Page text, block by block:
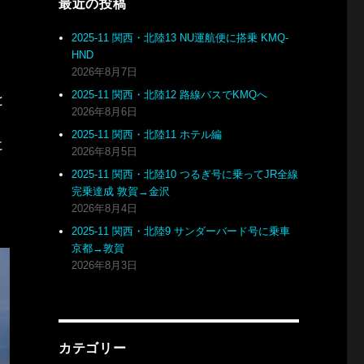
最近の投稿
2025-11 関西・北陸13 NU運航便に搭乗 KMQ-
HND
2026年8月7日
2025-11 関西・北陸12 路線バスでKMQへ
2026年8月6日
2025-11 関西・北陸11 ホテル編
2026年8月5日
2025-11 関西・北陸10 つるぎ号に乗ってJR全線
完乗達成 敦賀→金沢
2026年8月4日
2025-11 関西・北陸9 サンダーバード号に乗車
京都→敦賀
2026年8月3日
カテゴリー